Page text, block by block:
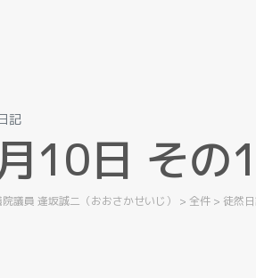
記
10日 その1
議員 逢坂誠二（おおさかせいじ） > 全件 > 徒然